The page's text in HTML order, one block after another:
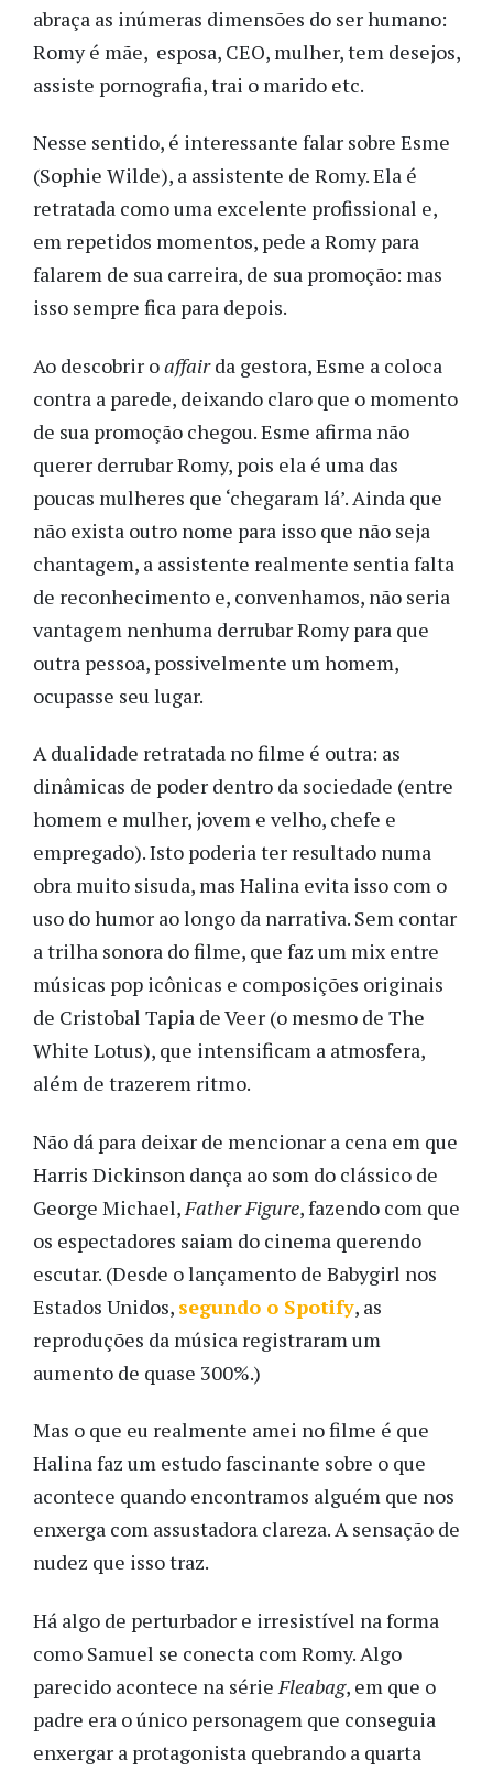
abraça as inúmeras dimensões do ser humano:
Romy é mãe, esposa, CEO, mulher, tem desejos,
assiste pornografia, trai o marido etc.
Nesse sentido, é interessante falar sobre Esme
(Sophie Wilde), a assistente de Romy. Ela é
retratada como uma excelente profissional e,
em repetidos momentos, pede a Romy para
falarem de sua carreira, de sua promoção: mas
isso sempre fica para depois.
Ao descobrir oaffairda gestora, Esme a coloca
contra a parede, deixando claro que o momento
de sua promoção chegou. Esme afirma não
querer derrubar Romy, pois ela é uma das
poucas mulheres que ‘chegaram lá’. Ainda que
não exista outro nome para isso que não seja
chantagem, a assistente realmente sentia falta
de reconhecimento e, convenhamos, não seria
vantagem nenhuma derrubar Romy para que
outra pessoa, possivelmente um homem,
ocupasse seu lugar.
A dualidade retratada no filme é outra: as
dinâmicas de poder dentro da sociedade (entre
homem e mulher, jovem e velho, chefe e
empregado). Isto poderia ter resultado numa
obra muito sisuda, mas Halina evita isso com o
uso do humor ao longo da narrativa. Sem contar
a trilha sonora do filme, que faz um mix entre
músicas pop icônicas e composições originais
de Cristobal Tapia de Veer (o mesmo de The
White Lotus), que intensificam a atmosfera,
além de trazerem ritmo.
Não dá para deixar de mencionar a cena em que
Harris Dickinson dança ao som do clássico de
George Michael,Father Figure, fazendo com que
os espectadores saiam do cinema querendo
escutar. (Desde o lançamento de Babygirl nos
Estados Unidos, segundo o Spotify, as
reproduções da música registraram um
aumento de quase 300%.)
Mas o que eu realmente amei no filme é que
Halina faz um estudo fascinante sobre o que
acontece quando encontramos alguém que nos
enxerga com assustadora clareza. A sensação de
nudez que isso traz.
Há algo de perturbador e irresistível na forma
como Samuel se conecta com Romy. Algo
parecido acontece na série Fleabag, em que o
padre era o único personagem que conseguia
enxergar a protagonista quebrando a quarta